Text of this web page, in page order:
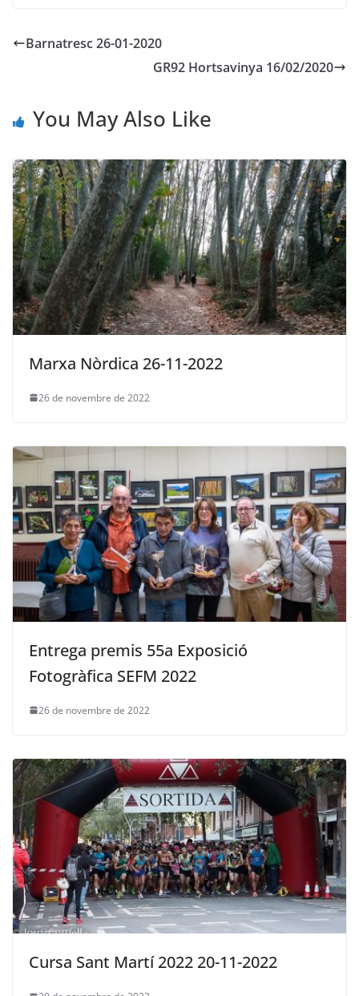
Barnatresc 26-01-2020
GR92 Hortsavinya 16/02/2020
You May Also Like
Marxa Nòrdica 26-11-2022
26 de novembre de 2022
Entrega premis 55a Exposició
Fotogràfica SEFM 2022
26 de novembre de 2022
Cursa Sant Martí 2022 20-11-2022